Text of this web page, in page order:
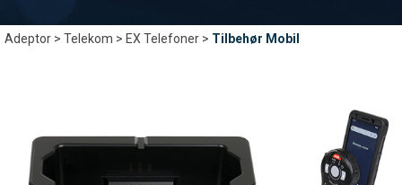
Adeptor>Telekom>EX Telefoner>Tilbehør Mobil